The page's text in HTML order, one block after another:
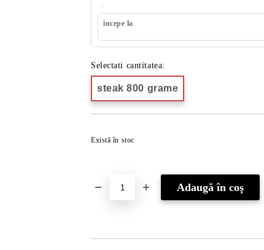
începe la
Selectati cantitatea:
steak 800 grame
Există în stoc